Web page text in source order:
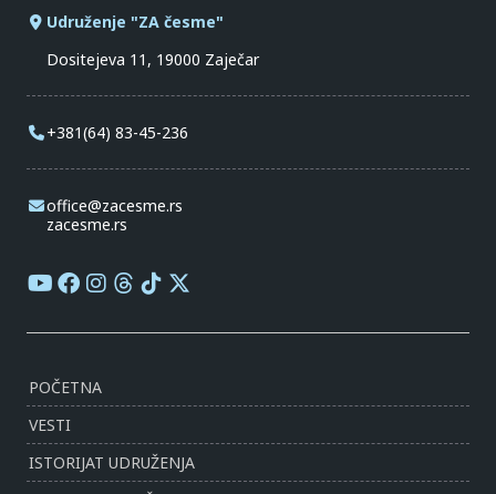
Udruženje "ZA česme"
Dositejeva 11, 19000 Zaječar
+381(64) 83-45-236
office@zacesme.rs
zacesme.rs
POČETNA
VESTI
ISTORIJAT UDRUŽENJA